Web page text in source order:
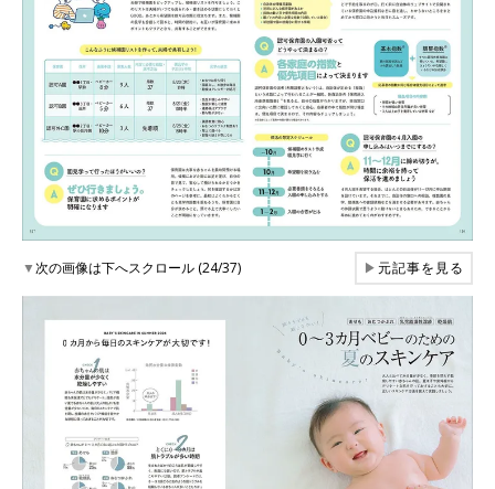
▼次の画像は下へスクロール (24/37) ▶元記事を見る